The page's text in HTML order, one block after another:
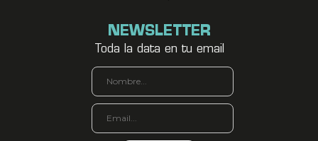
NEWSLETTER
Toda la data en tu email